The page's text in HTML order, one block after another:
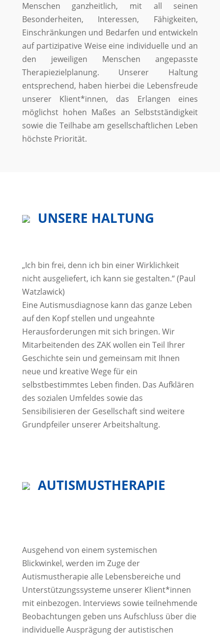
Menschen ganzheitlich, mit all seinen
Besonderheiten, Interessen, Fähigkeiten,
Einschränkungen und Bedarfen und entwickeln
auf partizipative Weise eine individuelle und an
den jeweiligen Menschen angepasste
Therapiezielplanung. Unserer Haltung
entsprechend, haben hierbei die Lebensfreude
unserer Klient*innen, das Erlangen eines
möglichst hohen Maßes an Selbstständigkeit
sowie die Teilhabe am gesellschaftlichen Leben
höchste Priorität.
UNSERE HALTUNG
„Ich bin frei, denn ich bin einer Wirklichkeit
nicht ausgeliefert, ich kann sie gestalten.“ (Paul
Watzlawick)
Eine Autismusdiagnose kann das ganze Leben
auf den Kopf stellen und ungeahnte
Herausforderungen mit sich bringen. Wir
Mitarbeitenden des ZAK wollen ein Teil Ihrer
Geschichte sein und gemeinsam mit Ihnen
neue und kreative Wege für ein
selbstbestimmtes Leben finden. Das Aufklären
des sozialen Umfeldes sowie das
Sensibilisieren der Gesellschaft sind weitere
Grundpfeiler unserer Arbeitshaltung.
AUTISMUSTHERAPIE
Ausgehend von einem systemischen
Blickwinkel, werden im Zuge der
Autismustherapie alle Lebensbereiche und
Unterstützungssysteme unserer Klient*innen
mit einbezogen. Interviews sowie teilnehmende
Beobachtungen geben uns Aufschluss über die
individuelle Ausprägung der autistischen